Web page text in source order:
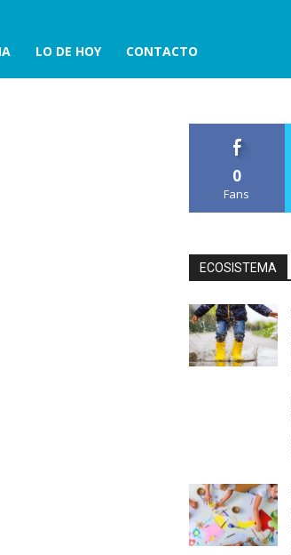
LO DE HOY CONTACTO
0
Fans
ECOSISTEMA